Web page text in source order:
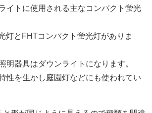
イトに使用される主なコンパクト蛍光
灯とFHTコンパクト蛍光灯がありま
明器具はダウンライトになります。
性を生かし庭園灯などにも使われてい